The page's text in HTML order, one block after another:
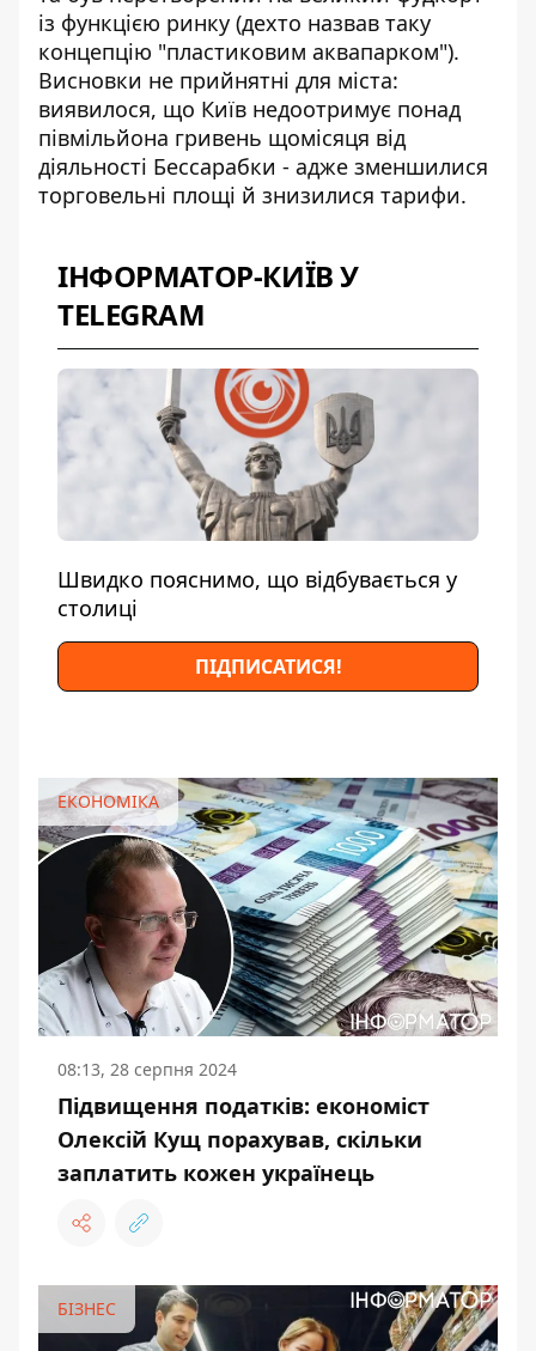
із функцією ринку (дехто назвав таку
концепцію "пластиковим аквапарком").
Висновки не прийнятні для міста:
виявилося, що Київ недоотримує понад
півмільйона гривень щомісяця від
діяльності Бессарабки - адже зменшилися
торговельні площі й знизилися тарифи.
ІНФОРМАТОР-КИЇВ У
TELEGRAM
Швидко пояснимо, що відбувається у
столиці
ПІДПИСАТИСЯ!
ЕКОНОМІКА
08:13, 28 серпня 2024
Підвищення податків: економіст
Олексій Кущ порахував, скільки
заплатить кожен українець
БІЗНЕС